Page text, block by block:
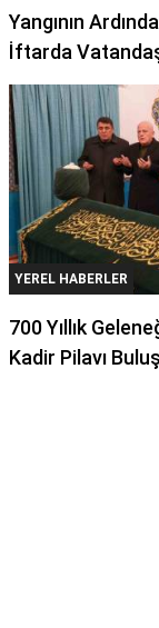
Yangının
İftarda
YEREL HABERLER
700 Yıllık
Kadir Pilavı